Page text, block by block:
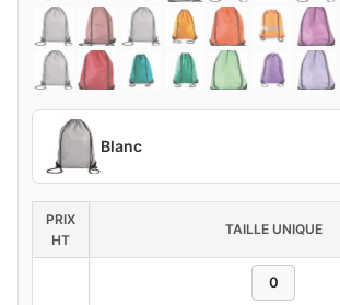
Blanc
PRIX
HT
TAILLE UNIQUE